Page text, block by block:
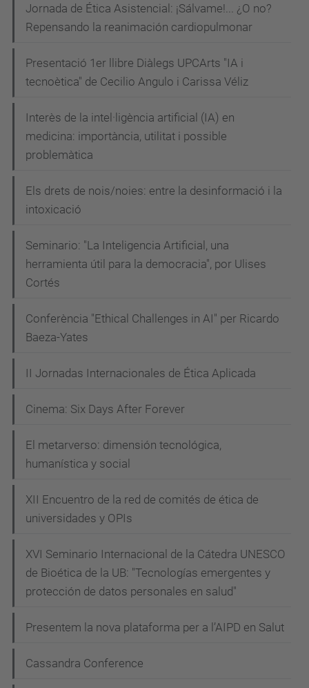
Jornada de Ética Asistencial: ¡Sálvame!... ¿O no?
Repensando la reanimación cardiopulmonar
Presentació 1er llibre Diàlegs UPCArts "IA i
tecnoètica" de Cecilio Angulo i Carissa Véliz
Interès de la intel·ligència artificial (IA) en
medicina: importància, utilitat i possible
problemàtica
Els drets de nois/noies: entre la desinformació i la
intoxicació
Seminario: "La Inteligencia Artificial, una
herramienta útil para la democracia", por Ulises
Cortés
Conferència "Ethical Challenges in AI" per Ricardo
Baeza-Yates
II Jornadas Internacionales de Ética Aplicada
Cinema: Six Days After Forever
El metarverso: dimensión tecnológica,
humanística y social
XII Encuentro de la red de comités de ética de
universidades y OPIs
XVI Seminario Internacional de la Cátedra UNESCO
de Bioética de la UB: "Tecnologías emergentes y
protección de datos personales en salud"
Presentem la nova plataforma per a l’AIPD en Salut
Cassandra Conference